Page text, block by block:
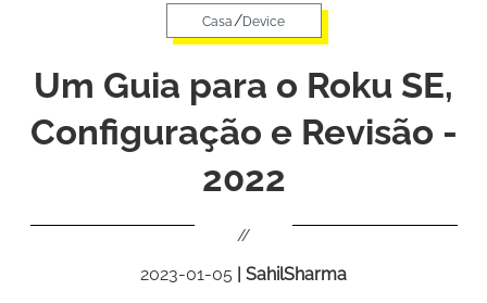
Casa/Device
Um Guia para o Roku SE,
Configuração e Revisão -
2022
//
2023-01-05 | SahilSharma